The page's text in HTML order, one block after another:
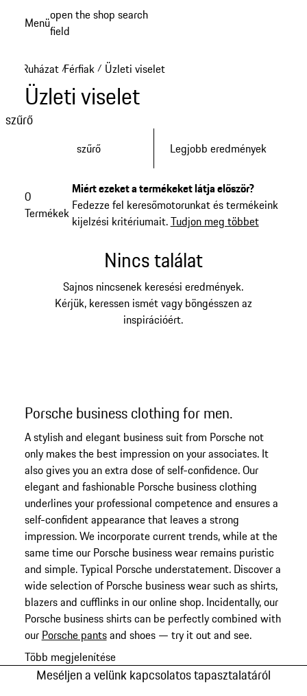
Menüopen the shop search
field
Ruházat /Férfiak / Üzleti viselet
Üzleti viselet
szűrő
szűrő Legjobb eredmények
0
Termékek
Miért ezeket a termékeket látja először?
Fedezze fel keresőmotorunkat és termékeink
kijelzési kritériumait.Tudjon meg többet
Nincs találat
Sajnos nincsenek keresési eredmények.
Kérjük, keressen ismét vagy böngésszen az
inspirációért.
Porsche business clothing for men.
A stylish and elegant business suit from Porsche not
only makes the best impression on your associates. It
also gives you an extra dose of self-confidence. Our
elegant and fashionable Porsche business clothing
underlines your professional competence and ensures a
self-confident appearance that leaves a strong
impression. We incorporate current trends, while at the
same time our Porsche business wear remains puristic
and simple. Typical Porsche understatement. Discover a
wide selection of Porsche business wear such as shirts,
blazers and cufflinks in our online shop. Incidentally, our
Porsche business shirts can be perfectly combined with
our Porsche pantsand shoes — try it out and see.
Több megjelenítése
Meséljen a velünk kapcsolatos tapasztalatáról